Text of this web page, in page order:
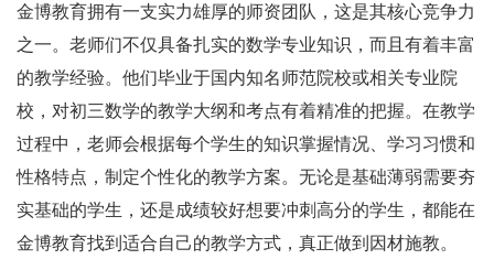
金博教育拥有一支实力雄厚的师资团队，这是其核心竞争力
之一。老师们不仅具备扎实的数学专业知识，而且有着丰富
的教学经验。他们毕业于国内知名师范院校或相关专业院
校，对初三数学的教学大纲和考点有着精准的把握。在教学
过程中，老师会根据每个学生的知识掌握情况、学习习惯和
性格特点，制定个性化的教学方案。无论是基础薄弱需要夯
实基础的学生，还是成绩较好想要冲刺高分的学生，都能在
金博教育找到适合自己的教学方式，真正做到因材施教。